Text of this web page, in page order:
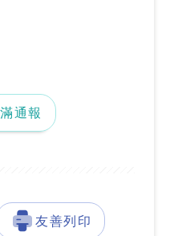
圖『另開新視窗』
通報
友善列印